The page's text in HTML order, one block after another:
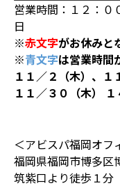
営業時間：１２：０
日
※赤文字がお休みと
※青文字は営業時間
１１／２（木）、１
１１／３０（木）
＜アビスパ福岡オフ
福岡県福岡市博多
筑紫口より徒歩１分